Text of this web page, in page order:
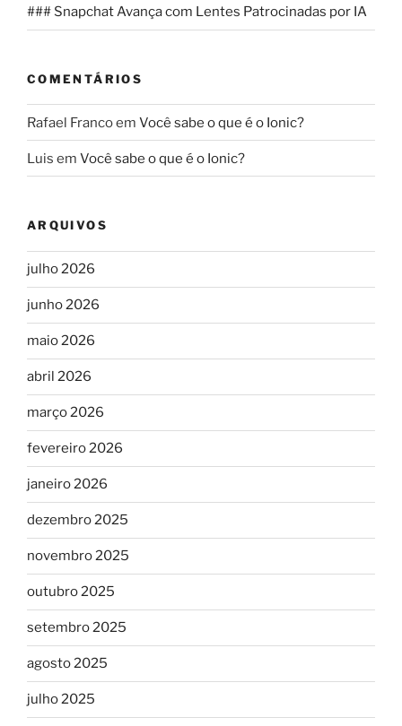
### Snapchat Avança com Lentes Patrocinadas por IA
COMENTÁRIOS
Rafael Francoem Você sabe o que é o Ionic?
Luis em Você sabe o que é o Ionic?
ARQUIVOS
julho 2026
junho 2026
maio 2026
abril 2026
março 2026
fevereiro 2026
janeiro 2026
dezembro 2025
novembro 2025
outubro 2025
setembro 2025
agosto 2025
julho 2025